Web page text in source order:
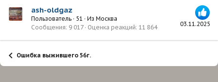
03.11.2025
ash-oldgaz
Пользователь · 51 · Из Москва
Сообщения 9 017 Оценка реакций 11 864
Ошибка выжившего 56г.